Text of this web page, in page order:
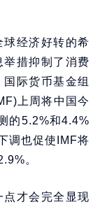
经济好转的希
措抑制了消费
际货币基金组
上周将中国今
的5.2%和4.4%
调也促使IMF将
。
才会完全显现